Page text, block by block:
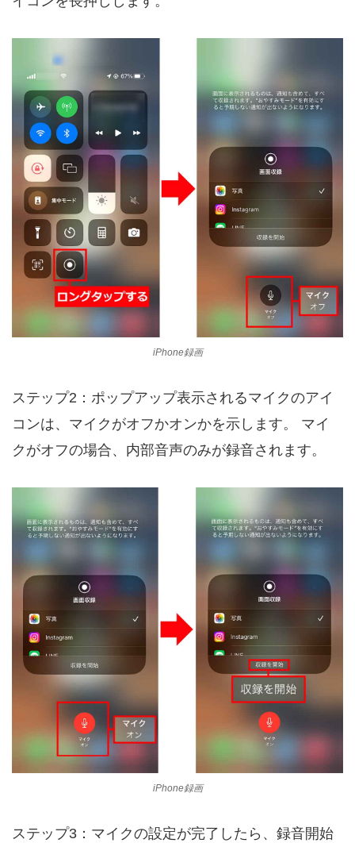
iPhone録画
ステップ2：ポップアップ表示されるマイクのアイ
コンは、マイクがオフかオンかを示します。 マイ
クがオフの場合、内部音声のみが録音されます。
iPhone録画
ステップ3：マイクの設定が完了したら、録音開始